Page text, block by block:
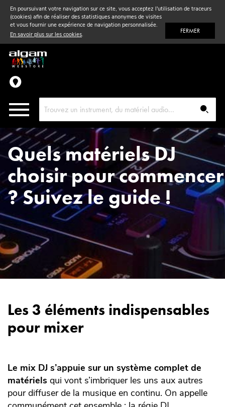
En poursuivant votre navigation sur ce site, vous acceptez l'utilisation de traceurs
(cookies) afin de réaliser des statistiques anonymes de visites
et vous fournir une expérience de navigation personnalisée.
En savoir plus sur les cookies. FERMER
Vent& Violon
Accessoires
Pièces détachées
Quels matériels DJ
choisir pour commencer
? Suivez le guide !
Les 3 éléments indispensables
pour mixer
Le mix DJ s’appuie sur un système complet de
matériels qui vont s’imbriquer les uns aux autres
pour diffuser de la musique en continu. On appelle